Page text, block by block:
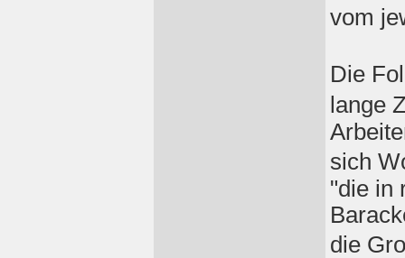
vom
Die
lange
sich
"die in
die